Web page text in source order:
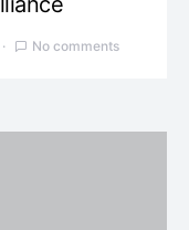
No comments